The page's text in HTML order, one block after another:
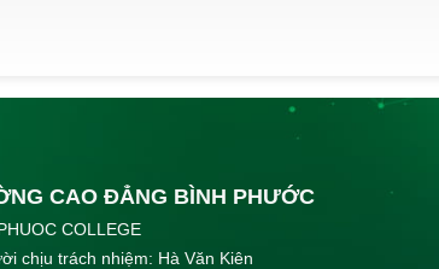
CAO ĐẲNG BÌNH PHƯỚC
COLLEGE
chịu trách nhiệm: Hà Văn Kiên